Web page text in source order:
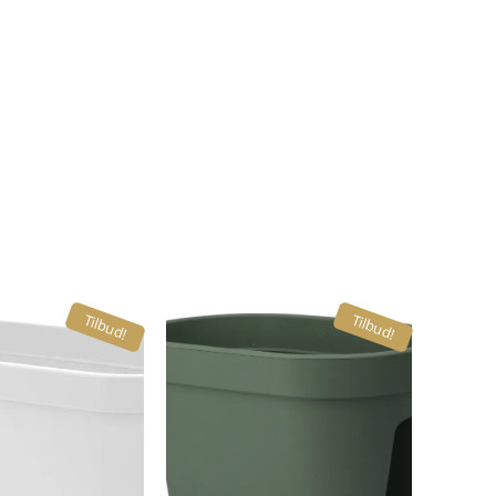
Tilbud! Tilbud!